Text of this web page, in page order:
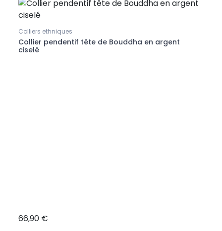
Colliers ethniques
Collier pendentif tête de Bouddha en argent
ciselé
66,90 €